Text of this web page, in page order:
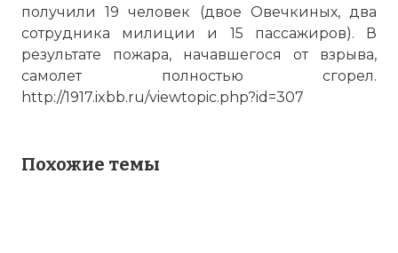
получили 19 человек (двое Овечкиных, два
сотрудника милиции и 15 пассажиров). В
результате пожара, начавшегося от взрыва,
самолет полностью сгорел.
http://1917.ixbb.ru/viewtopic.php?id=307
Похожие темы